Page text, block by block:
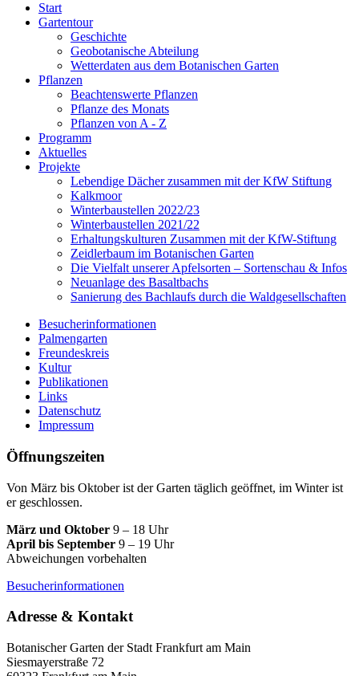
Start
Gartentour
Geschichte
Geobotanische Abteilung
Wetterdaten aus dem Botanischen Garten
Pflanzen
Beachtenswerte Pflanzen
Pflanze des Monats
Pflanzen von A - Z
Programm
Aktuelles
Projekte
Lebendige Dächer zusammen mit der KfW Stiftung
Kalkmoor
Winterbaustellen 2022/23
Winterbaustellen 2021/22
Erhaltungskulturen Zusammen mit der KfW-Stiftung
Zeidlerbaum im Botanischen Garten
Die Vielfalt unserer Apfelsorten – Sortenschau & Infos
Neuanlage des Basaltbachs
Sanierung des Bachlaufs durch die Waldgesellschaften
Besucherinformationen
Palmengarten
Freundeskreis
Kultur
Publikationen
Links
Datenschutz
Impressum
Öffnungszeiten
Von März bis Oktober ist der Garten täglich geöffnet, im Winter ist
er geschlossen.
März und Oktober 9 – 18 Uhr
April bis September 9 – 19 Uhr
Abweichungen vorbehalten
Besucherinformationen
Adresse & Kontakt
Botanischer Garten der Stadt Frankfurt am Main
Siesmayerstraße 72